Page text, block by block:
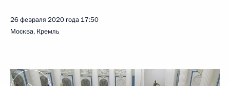
26 февраля 2020 года 17:50
Москва, Кремль